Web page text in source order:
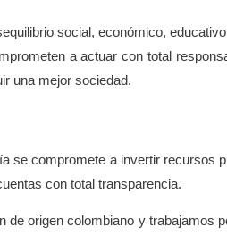
social, económico,
a actuar con total
una mejor sociedad.
se compromete a invertir recursos
con total transparencia.
de origen colombiano y trabajamos